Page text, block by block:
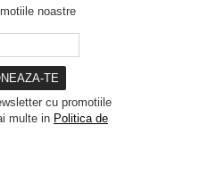
noastre
cu promotiile
multe in Politica de